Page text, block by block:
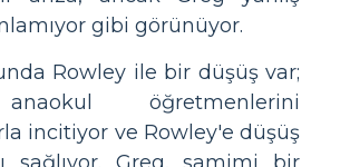
gibi görünüyor.
Rowley ile bir düşüş var;
öğretmenlerini
incitiyor ve Rowley'e düşüş